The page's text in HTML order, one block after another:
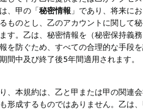
、甲の「秘密情報 」であり、将来に
ものとし、乙のアカウントに関して
す。乙は、秘密情報を（秘密保持義
を防ぐため、すべての合理的な手段
間中及び終了後5年間適用されます。
、本規約は、乙と甲または甲の関連
形成するものではありません。乙は